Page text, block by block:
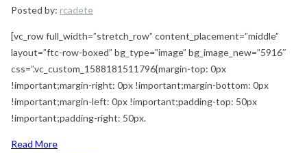
Posted by: rcadete
[vc_row full_width=”stretch_row” content_placement=”middle”
layout=”ftc-row-boxed” bg_type=”image” bg_image_new=”5916″
css=”.vc_custom_1588181511796{margin-top: 0px
!important;margin-right: 0px !important;margin-bottom: 0px
!important;margin-left: 0px !important;padding-top: 50px
!important;padding-right: 50px.
Read More